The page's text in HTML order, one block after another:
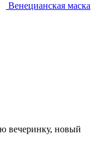
Венецианская маска
вечеринку, новый